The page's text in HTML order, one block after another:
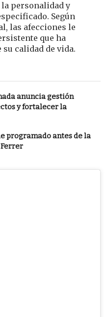
personalidad y
Según
las afecciones le
que ha
calidad de vida.
anuncia gestión
y fortalecer la
programado antes de la